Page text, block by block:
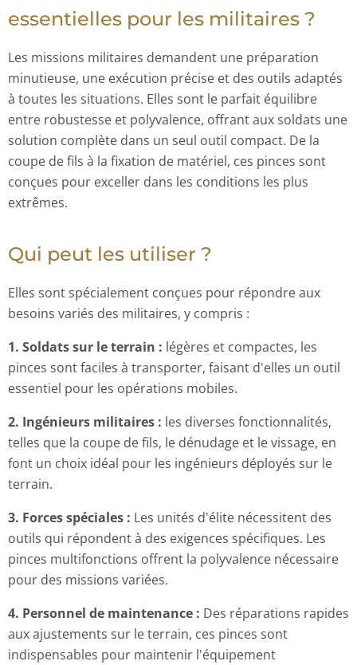
essentielles pour les militaires ?
Les missions militaires demandent une préparation
minutieuse, une exécution précise et des outils adaptés
à toutes les situations. Elles sont le parfait équilibre
entre robustesse et polyvalence, offrant aux soldats une
solution complète dans un seul outil compact. De la
coupe de fils à la fixation de matériel, ces pinces sont
conçues pour exceller dans les conditions les plus
extrêmes.
Qui peut les utiliser ?
Elles sont spécialement conçues pour répondre aux
besoins variés des militaires, y compris :
1. Soldats sur le terrain : légères et compactes, les
pinces sont faciles à transporter, faisant d'elles un outil
essentiel pour les opérations mobiles.
2. Ingénieurs militaires : les diverses fonctionnalités,
telles que la coupe de fils, le dénudage et le vissage, en
font un choix idéal pour les ingénieurs déployés sur le
terrain.
3. Forces spéciales : Les unités d'élite nécessitent des
outils qui répondent à des exigences spécifiques. Les
pinces multifonctions offrent la polyvalence nécessaire
pour des missions variées.
4. Personnel de maintenance : Des réparations rapides
aux ajustements sur le terrain, ces pinces sont
indispensables pour maintenir l'équipement